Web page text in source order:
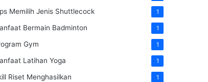
Memilih Jenis Shuttlecock 1
Bermain Badminton 1
Gym 1
Latihan Yoga 1
Riset Menghasilkan 1